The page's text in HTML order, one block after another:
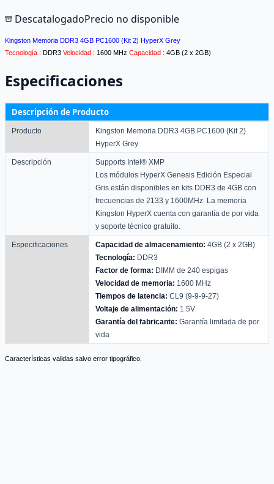
DescatalogadoPrecio no disponible
Kingston Memoria DDR3 4GB PC1600 (Kit 2) HyperX Grey
Tecnología : DDR3 Velocidad : 1600 MHz Capacidad : 4GB (2 x 2GB)
Especificaciones
Descripción de Producto
Producto
Kingston Memoria DDR3 4GB PC1600 (Kit 2)
HyperX Grey
Descripción
Supports Intel® XMP
Los módulos HyperX Genesis Edición Especial
Gris están disponibles en kits DDR3 de 4GB con
frecuencias de 2133 y 1600MHz. La memoria
Kingston HyperX cuenta con garantía de por vida
y soporte técnico gratuito.
Especificaciones Capacidad de almacenamiento: 4GB (2 x 2GB)
Tecnología: DDR3
Factor de forma: DIMM de 240 espigas
Velocidad de memoria: 1600 MHz
Tiempos de latencia: CL9 (9-9-9-27)
Voltaje de alimentación: 1.5V
Garantía del fabricante: Garantía limitada de por
vida
Características validas salvo error tipográfico.